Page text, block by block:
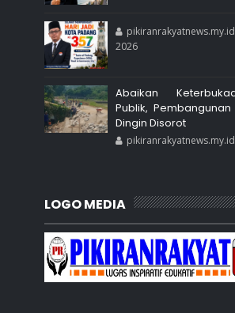
pikiranrakyatnews.my.id
2026
Abaikan
Publik,
Dingin Disorot
pikiranrakyatnews.my.id
LOGO MEDIA